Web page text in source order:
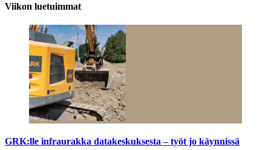
Viikon luetuimmat
GRK:lle infraurakka datakeskuksesta – työt jo käynnissä